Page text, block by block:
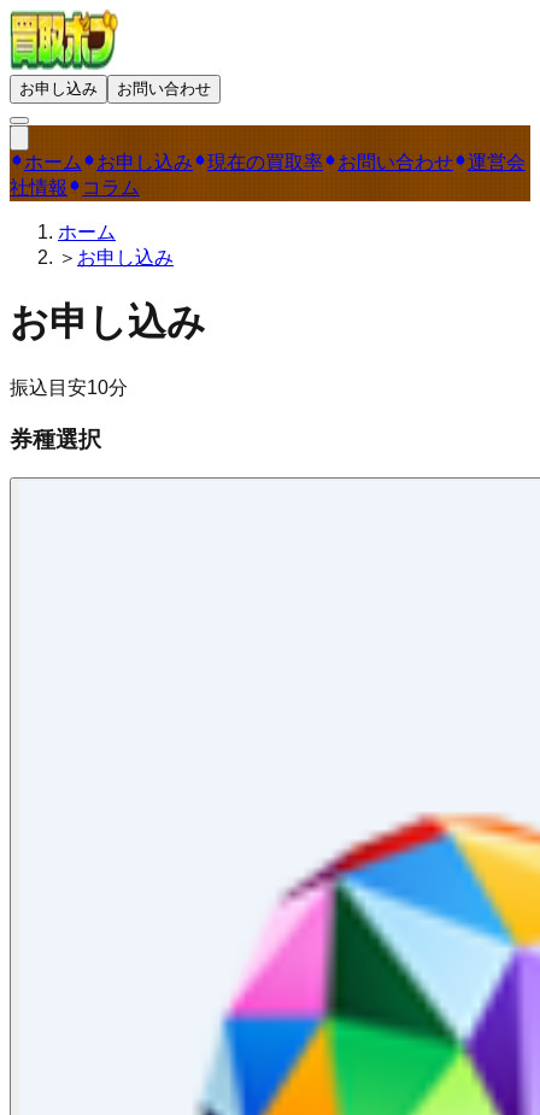
お申し込み お問い合わせ
ホーム お申し込み 現在の買取率 お問い合わせ
運営会
社情報
コラム
ホーム
＞ お申し込み
お申し込み
振込目安10分
券種選択